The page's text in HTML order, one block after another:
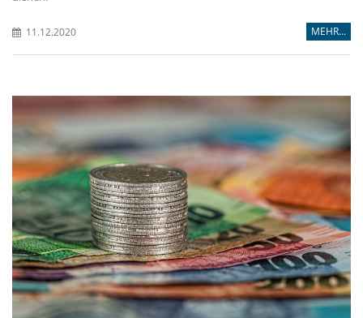
11.12.2020 MEHR...